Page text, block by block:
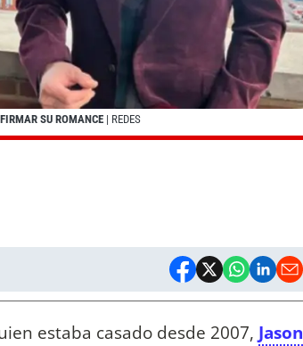
SU ROMANCE | REDES
estaba casado desde 2007, Jason